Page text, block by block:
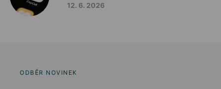
12. 6. 2026
ODBĚR NOVINEK